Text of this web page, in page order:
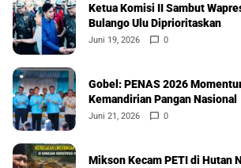
Ketua Komisi II Sambut
Bulango Ulu Diprioritaskan
Juni 19, 2026 0
Gobel: PENAS 2026
Kemandirian Pangan Nasional
Juni 21, 2026 0
Mikson Kecam PETI di Hutan